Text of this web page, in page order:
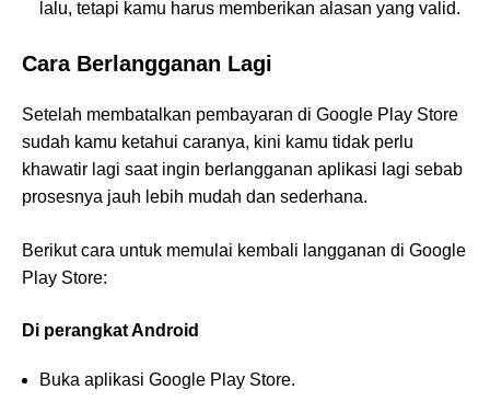
lalu, tetapi kamu harus memberikan alasan yang valid.
Cara Berlangganan Lagi
Setelah membatalkan pembayaran di Google Play Store
sudah kamu ketahui caranya, kini kamu tidak perlu
khawatir lagi saat ingin berlangganan aplikasi lagi sebab
prosesnya jauh lebih mudah dan sederhana.
Berikut cara untuk memulai kembali langganan di Google
Play Store:
Di perangkat Android
Buka aplikasi Google Play Store.